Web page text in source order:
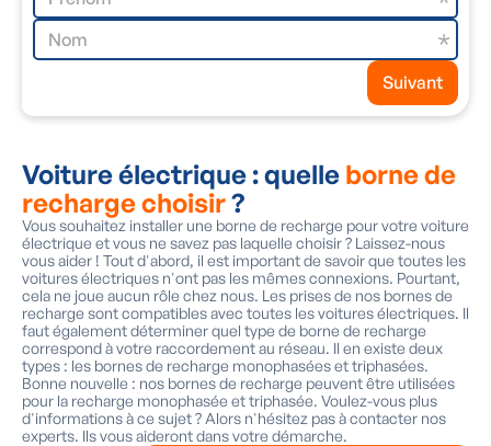
Suivant
Voiture électrique : quelle borne de
recharge choisir?
Vous souhaitez installer une borne de recharge pour votre voiture
électrique et vous ne savez pas laquelle choisir ? Laissez-nous
vous aider ! Tout d'abord, il est important de savoir que toutes les
voitures électriques n'ont pas les mêmes connexions. Pourtant,
cela ne joue aucun rôle chez nous. Les prises de nos bornes de
recharge sont compatibles avec toutes les voitures électriques. Il
faut également déterminer quel type de borne de recharge
correspond à votre raccordement au réseau. Il en existe deux
types : les bornes de recharge monophasées et triphasées.
Bonne nouvelle : nos bornes de recharge peuvent être utilisées
pour la recharge monophasée et triphasée. Voulez-vous plus
d'informations à ce sujet ? Alors n'hésitez pas à contacter nos
experts. Ils vous aideront dans votre démarche.